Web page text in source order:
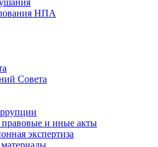
НПА
Совета
и иные акты
экспертиза